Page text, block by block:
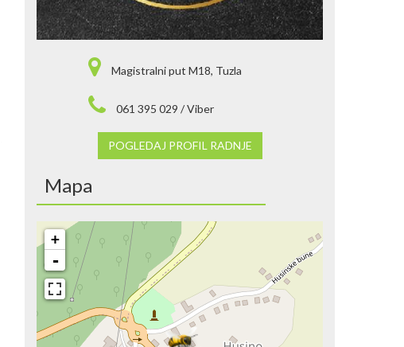
Magistralni put M18, Tuzla
061 395 029 / Viber
POGLEDAJ PROFIL RADNJE
Mapa
+
-